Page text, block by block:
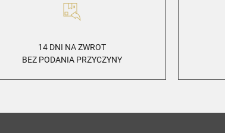
14 DNI NA ZWROT
BEZ PODANIA PRZYCZYNY